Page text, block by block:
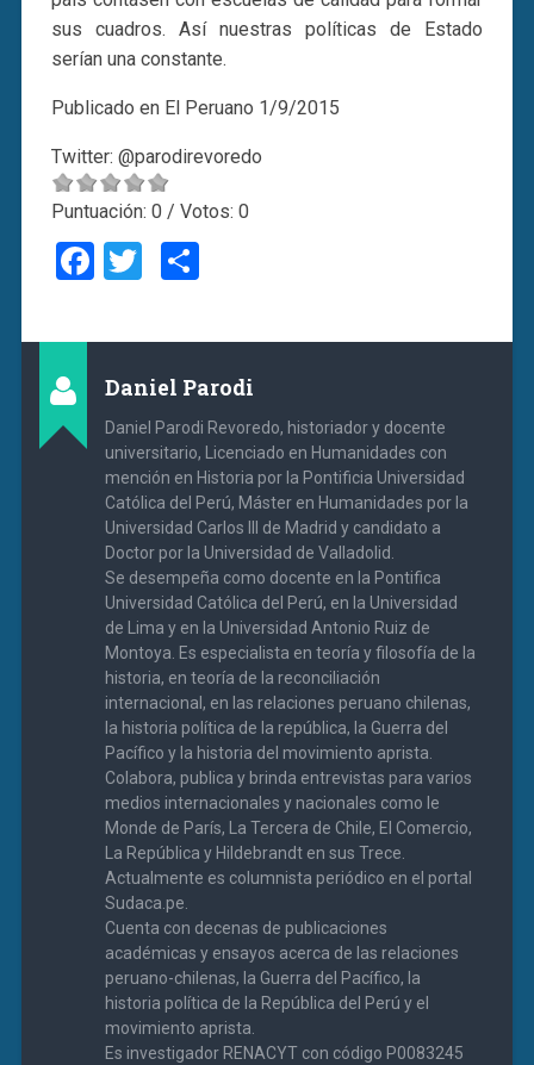
sus cuadros. Así nuestras políticas de Estado
serían una constante.
Publicado en El Peruano 1/9/2015
Twitter: @parodirevoredo
Puntuación: 0 / Votos: 0
Facebook
Twitter
Daniel Parodi
Daniel Parodi Revoredo, historiador y docente
universitario, Licenciado en Humanidades con
mención en Historia por la Pontificia Universidad
Católica del Perú, Máster en Humanidades por la
Universidad Carlos III de Madrid y candidato a
Doctor por la Universidad de Valladolid.
Se desempeña como docente en la Pontifica
Universidad Católica del Perú, en la Universidad
de Lima y en la Universidad Antonio Ruiz de
Montoya. Es especialista en teoría y filosofía de la
historia, en teoría de la reconciliación
internacional, en las relaciones peruano chilenas,
la historia política de la república, la Guerra del
Pacífico y la historia del movimiento aprista.
Colabora, publica y brinda entrevistas para varios
medios internacionales y nacionales como le
Monde de París, La Tercera de Chile, El Comercio,
La República y Hildebrandt en sus Trece.
Actualmente es columnista periódico en el portal
Sudaca.pe.
Cuenta con decenas de publicaciones
académicas y ensayos acerca de las relaciones
peruano-chilenas, la Guerra del Pacífico, la
historia política de la República del Perú y el
movimiento aprista.
Es investigador RENACYT con código P0083245